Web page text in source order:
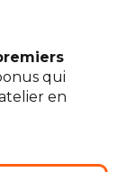
qui
en